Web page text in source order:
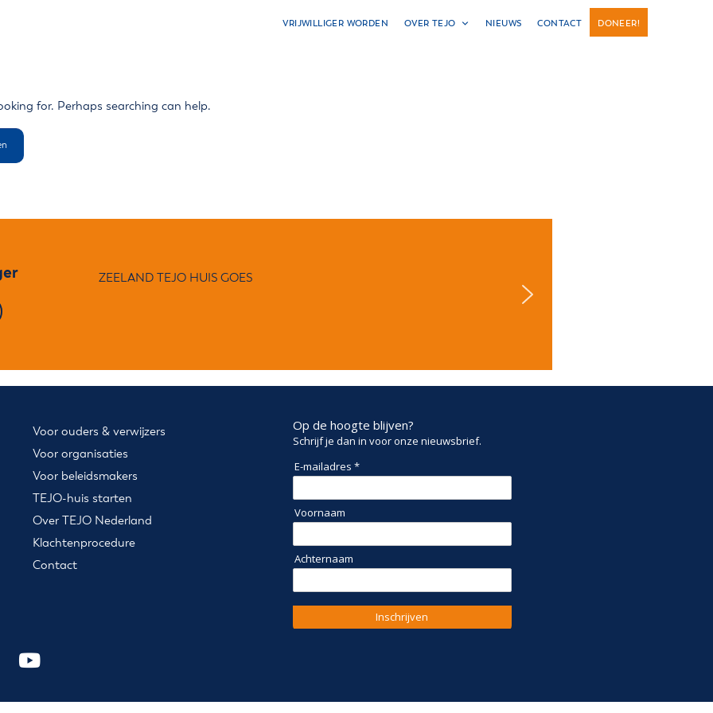
VRIJWILLIGER WORDEN OVER TEJO NIEUWS CONTACT DONEER!
for. Perhaps searching can help.
ZEELAND TEJO HUIS GOES
Voor ouders & verwijzers
Voor organisaties
Voor beleidsmakers
TEJO-huis starten
Over TEJO Nederland
Klachtenprocedure
Contact
Op de hoogte blijven?
Schrijf je dan in voor onze nieuwsbrief.
E-mailadres *
Voornaam
Achternaam
Inschrijven